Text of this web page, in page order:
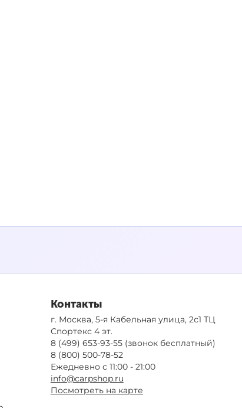
Контакты
г. Москва, 5-я Кабельная улица, 2с1 ТЦ
Спортекс 4 эт.
8 (499) 653-93-55(звонок бесплатный)
8 (800) 500-78-52
Ежедневно с 11:00 - 21:00
info@carpshop.ru
Посмотреть на карте